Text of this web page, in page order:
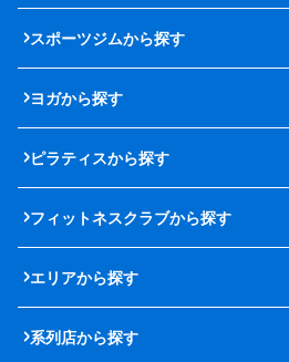
スポーツジムから探す
ヨガから探す
ピラティスから探す
フィットネスクラブから探す
エリアから探す
系列店から探す